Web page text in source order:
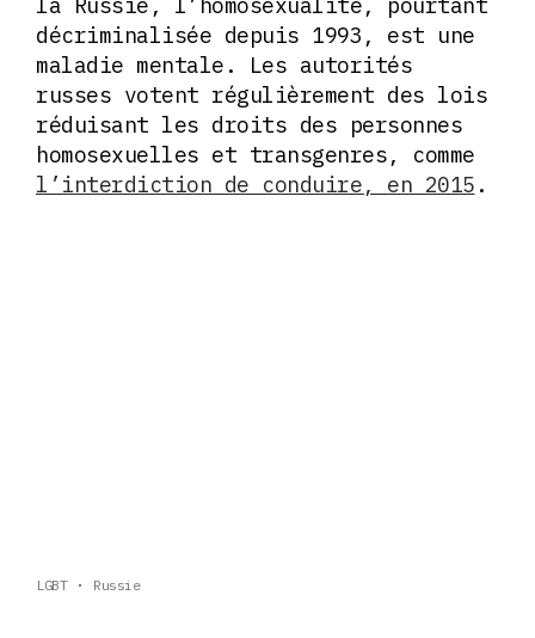
décriminalisée depuis 1993, est une
maladie mentale. Les autorités
russes votent régulièrement des lois
réduisant les droits des personnes
homosexuelles et transgenres, comme
l’interdiction de conduire, en 2015 .
LGBT Russie